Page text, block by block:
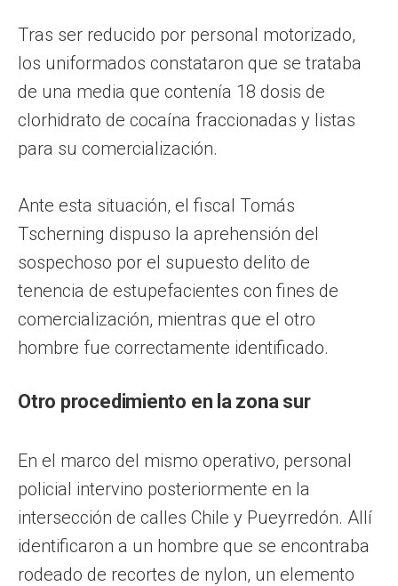
Tras ser reducido por personal motorizado,
los uniformados constataron que se trataba
de una media que contenía 18 dosis de
clorhidrato de cocaína fraccionadas y listas
para su comercialización.
Ante esta situación, el fiscal Tomás
Tscherning dispuso la aprehensión del
sospechoso por el supuesto delito de
tenencia de estupefacientes con fines de
comercialización, mientras que el otro
hombre fue correctamente identificado.
Otro procedimiento en la zona sur
En el marco del mismo operativo, personal
policial intervino posteriormente en la
intersección de calles Chile y Pueyrredón. Allí
identificaron a un hombre que se encontraba
rodeado de recortes de nylon, un elemento